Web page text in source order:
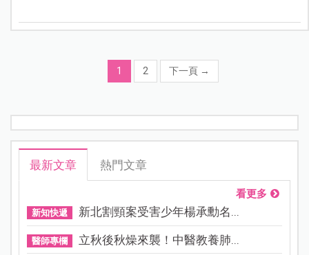
1 2 下一頁 →
最新文章 熱門文章
看更多
新知快遞 新北割頸案受害少年楊承勳名...
醫師專欄 立秋後秋燥來襲！中醫教養肺...